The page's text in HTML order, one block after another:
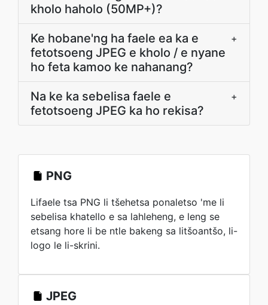
kholo haholo (50MP+)?
Ke hobane'ng ha faele ea ka e
fetotsoeng JPEG e kholo / e nyane
ho feta kamoo ke nahanang?
+
Na ke ka sebelisa faele e
fetotsoeng JPEG ka ho rekisa?
+
PNG
Lifaele tsa PNG li tšehetsa ponaletso 'me li
sebelisa khatello e sa lahleheng, e leng se
etsang hore li be ntle bakeng sa litšoantšo, li-
logo le li-skrini.
JPEG